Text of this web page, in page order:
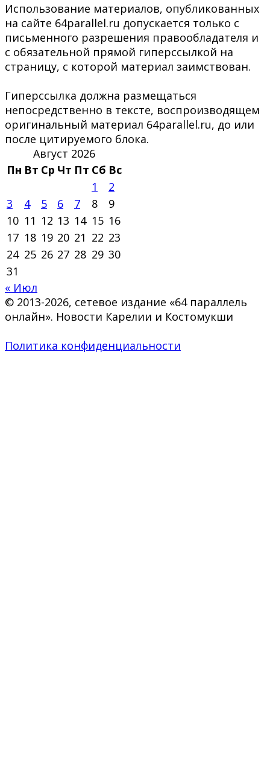
Использование материалов, опубликованных
на сайте 64parallel.ru допускается только с
письменного разрешения правообладателя и
с обязательной прямой гиперссылкой на
страницу, с которой материал заимствован.
Гиперссылка должна размещаться
непосредственно в тексте, воспроизводящем
оригинальный материал 64parallel.ru, до или
после цитируемого блока.
Август 2026
Пн Вт Ср Чт Пт Сб Вс
1
2
3
4 5 6 7 8
9
10 11 12 13 14 15 16
17 18 19 20 21 22 23
24 25 26 27 28 29 30
31
« Июл
© 2013-2026, сетевое издание «64 параллель
онлайн». Новости Карелии и Костомукши
Политика конфиденциальности